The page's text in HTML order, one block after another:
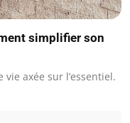
simplifier son
vie axée sur l’essentiel.